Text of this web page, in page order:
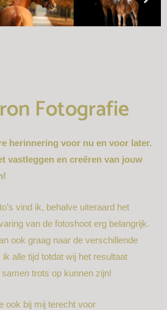
Fotografie
herinnering voor nu en voor later.
vastleggen en creëren van jouw
vind ik, behalve uiteraard het
van de fotoshoot erg belangrijk.
ook graag naar de verschillende
alle tijd totdat wij het resultaat
samen trots op kunnen zijn!
ook bij mij terecht voor